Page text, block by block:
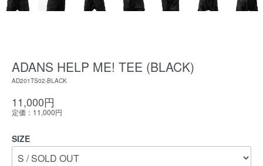
ADANS HELP ME! TEE (BLACK)
AD201TS02-BLACK
11,000円
定価：11,000円
SIZE